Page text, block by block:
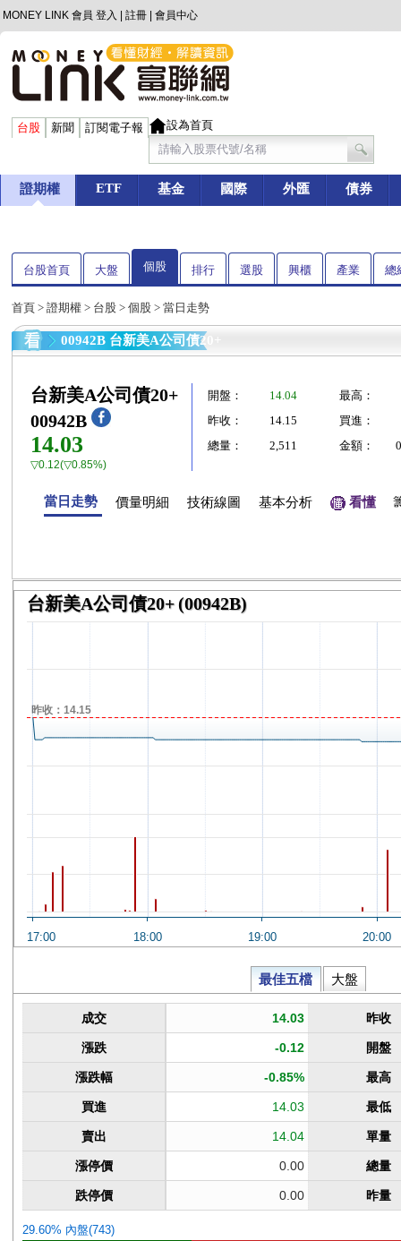
MONEY LINK 會員 登入 註冊 會員中心
台股 新聞 訂閱電子報 設為首頁
證期權 ETF 基金 國際 外匯 債券
台股首頁 大盤 個股 排行 選股 興櫃 產業 總
首頁 > 證期權 > 台股 > 個股 > 當日走勢
00942B 台新美A公司債20+
台新美A公司債20+
00942B
14.03
▽0.12(▽0.85%)
開盤： 14.04
最高：
昨收：
14.15
買進：
總量：
2,511 金額：
當日走勢 價量明細 技術線圖 基本分析 看懂